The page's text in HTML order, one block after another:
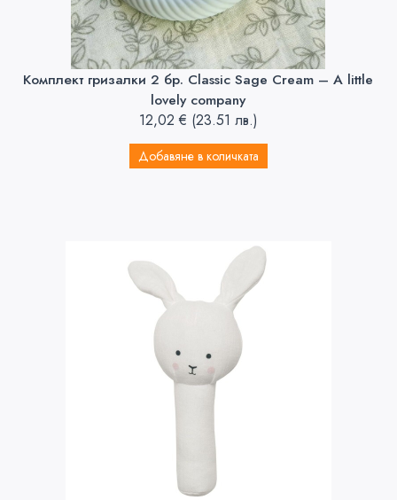
Комплект гризалки 2 бр. Classic Sage Cream – A little
lovely company
12,02€ (23.51 лв.)
Добавяне в количката